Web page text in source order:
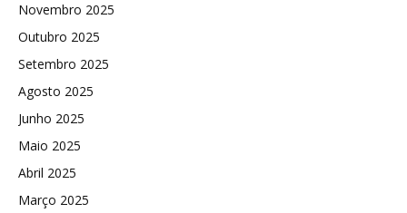
Novembro 2025
Outubro 2025
Setembro 2025
Agosto 2025
Junho 2025
Maio 2025
Abril 2025
Março 2025